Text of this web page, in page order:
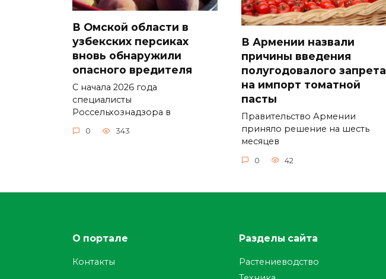
В Омской области в
узбекских персиках
вновь обнаружили
опасного вредителя
С начала 2026 года
специалисты
Россельхознадзора в
0 343
В Армении назвали
причины введения
полугодовалого запрета
на импорт томатной
пасты
Правительство Армении
приняло решение на шесть
месяцев
0 42
О портале
Контакты
Разделы сайта
Растениеводство